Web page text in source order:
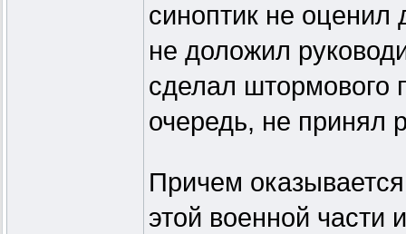
синоптик не
не доложил
сделал штормового
очередь, не принял
Причем
этой военной